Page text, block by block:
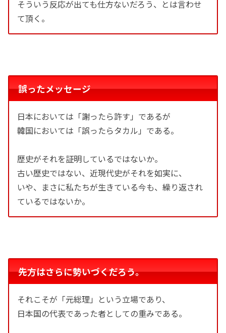
そういう反応が出ても仕方ないだろう、とは言わせ
て頂く。
誤ったメッセージ
日本においては「謝ったら許す」であるが
韓国においては「誤ったらタカル」である。
歴史がそれを証明しているではないか。
古い歴史ではない、近現代史がそれを如実に、
いや、まさに私たちが生きている今も、繰り返され
ているではないか。
先方はさらに勢いづくだろう。
それこそが「元総理」という立場であり、
日本国の代表であった者としての重みである。